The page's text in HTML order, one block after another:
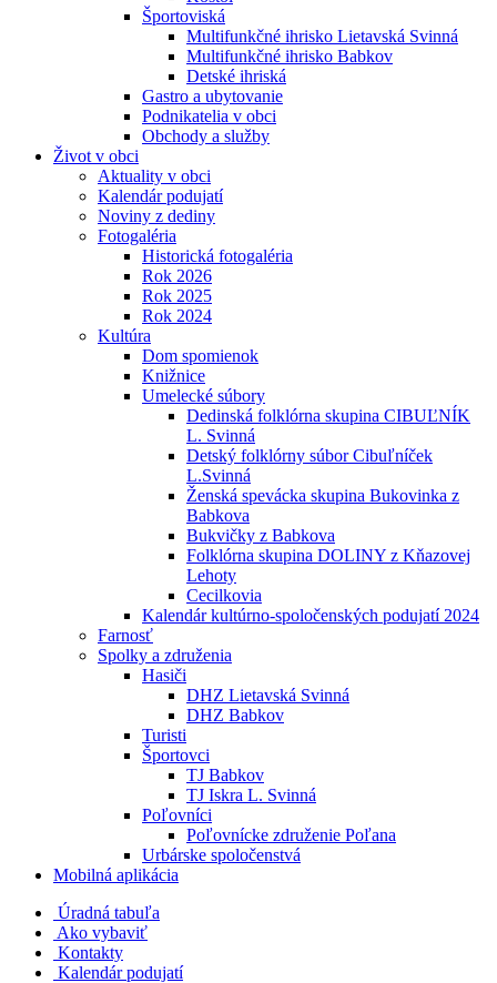
Športoviská
Multifunkčné ihrisko Lietavská Svinná
Multifunkčné ihrisko Babkov
Detské ihriská
Gastro a ubytovanie
Podnikatelia v obci
Obchody a služby
Život v obci
Aktuality v obci
Kalendár podujatí
Noviny z dediny
Fotogaléria
Historická fotogaléria
Rok 2026
Rok 2025
Rok 2024
Kultúra
Dom spomienok
Knižnice
Umelecké súbory
Dedinská folklórna skupina CIBUĽNÍK
L. Svinná
Detský folklórny súbor Cibuľníček
L.Svinná
Ženská spevácka skupina Bukovinka z
Babkova
Bukvičky z Babkova
Folklórna skupina DOLINY z Kňazovej
Lehoty
Cecilkovia
Kalendár kultúrno-spoločenských podujatí 2024
Farnosť
Spolky a združenia
Hasiči
DHZ Lietavská Svinná
DHZ Babkov
Turisti
Športovci
TJ Babkov
TJ Iskra L. Svinná
Poľovníci
Poľovnícke združenie Poľana
Urbárske spoločenstvá
Mobilná aplikácia
Úradná tabuľa
Ako vybaviť
Kontakty
Kalendár podujatí